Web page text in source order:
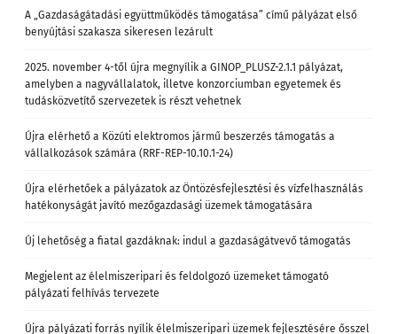
A „Gazdaságátadási együttműködés támogatása” című pályázat első
benyújtási szakasza sikeresen lezárult
2025. november 4-től újra megnyílik a GINOP_PLUSZ-2.1.1 pályázat,
amelyben a nagyvállalatok, illetve konzorciumban egyetemek és
tudásközvetítő szervezetek is részt vehetnek
Újra elérhető a Közúti elektromos jármű beszerzés támogatás a
vállalkozások számára (RRF-REP-10.10.1-24)
Újra elérhetőek a pályázatok az Öntözésfejlesztési és vízfelhasználás
hatékonyságát javító mezőgazdasági üzemek támogatására
Új lehetőség a fiatal gazdáknak: indul a gazdaságátvevő támogatás
Megjelent az élelmiszeripari és feldolgozó üzemeket támogató
pályázati felhívás tervezete
Újra pályázati forrás nyílik élelmiszeripari üzemek fejlesztésére ősszel